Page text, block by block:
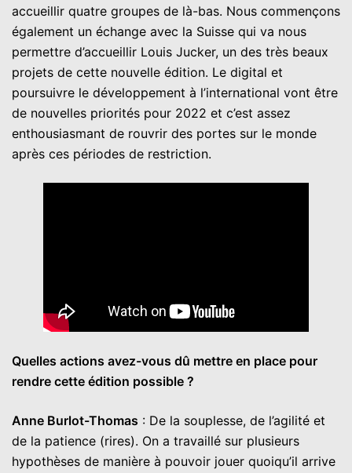
accueillir quatre groupes de là-bas. Nous commençons
également un échange avec la Suisse qui va nous
permettre d’accueillir Louis Jucker, un des très beaux
projets de cette nouvelle édition. Le digital et
poursuivre le développement à l’international vont être
de nouvelles priorités pour 2022 et c’est assez
enthousiasmant de rouvrir des portes sur le monde
après ces périodes de restriction.
Quelles actions avez-vous dû mettre en place pour
rendre cette édition possible ?
Anne Burlot-Thomas : De la souplesse, de l’agilité et
de la patience (rires). On a travaillé sur plusieurs
hypothèses de manière à pouvoir jouer quoiqu’il arrive